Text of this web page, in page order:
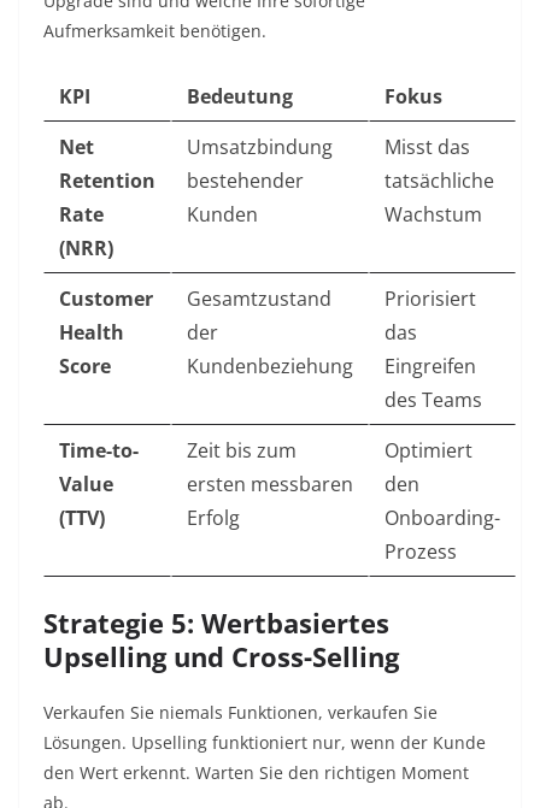
Aufmerksamkeit benötigen.
KPI Bedeutung
Fokus
Net
Retention
Rate
(NRR)
Umsatzbindung
bestehender
Kunden
Misst das
tatsächliche
Wachstum
Customer
Health
Score
Gesamtzustand
der
Kundenbeziehung
Priorisiert
das
Eingreifen
des Teams
Time-to-
Value
(TTV)
Zeit bis zum
ersten messbaren
Erfolg
Optimiert
den
Onboarding-
Prozess
Strategie 5: Wertbasiertes
Upselling und Cross-Selling
Verkaufen Sie niemals Funktionen, verkaufen Sie
Lösungen. Upselling funktioniert nur, wenn der Kunde
den Wert erkennt. Warten Sie den richtigen Moment
ab.